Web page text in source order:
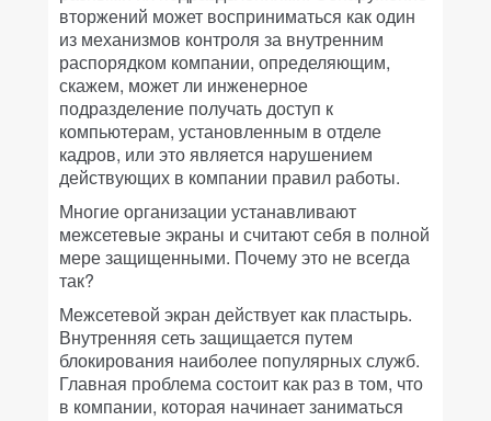
вторжений может восприниматься как один
из механизмов контроля за внутренним
распорядком компании, определяющим,
скажем, может ли инженерное
подразделение получать доступ к
компьютерам, установленным в отделе
кадров, или это является нарушением
действующих в компании правил работы.
Многие организации устанавливают
межсетевые экраны и считают себя в полной
мере защищенными. Почему это не всегда
так?
Межсетевой экран действует как пластырь.
Внутренняя сеть защищается путем
блокирования наиболее популярных служб.
Главная проблема состоит как раз в том, что
в компании, которая начинает заниматься